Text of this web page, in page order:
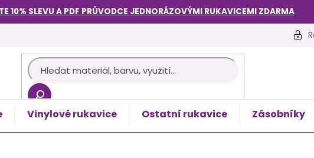
10% SLEVU A PDF PRŮVODCE JEDNORÁZOVÝMI RUKAVICEMI ZDARMA
Vinylové rukavice Ostatní rukavice Zásobníky